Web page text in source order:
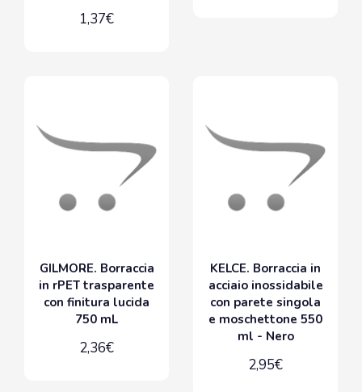
1,37€
GILMORE. Borraccia
in rPET trasparente
con finitura lucida
750 mL
2,36€
KELCE. Borraccia in
acciaio inossidabile
con parete singola
e moschettone 550
ml - Nero
2,95€